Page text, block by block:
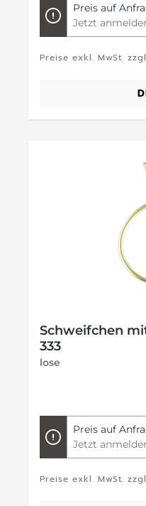
Preis auf
Jetzt
Preise exkl. MwSt.
Schweifchen
333
lose
Preis auf
Jetzt
Preise exkl. MwSt.